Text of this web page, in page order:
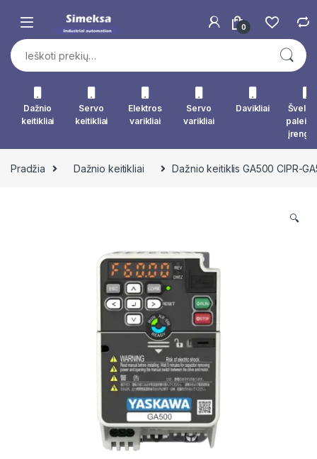
0
Ieškoti:
Dažnio
keitikliai
Servo
keitikliai
Elektros
varikliai
Servo
varikliai
Davikliai
Pradžia Dažnio keitikliai Dažnio keitiklis GA500 CIPR-
🔍